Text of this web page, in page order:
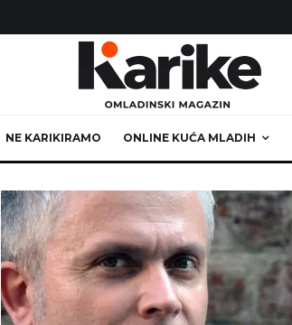
NE KARIKIRAMO ONLINE KUĆA MLADIH